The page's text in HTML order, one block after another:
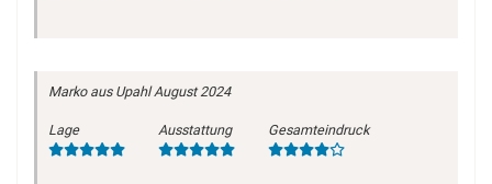
Markoaus Upahl August 2024
Lage Ausstattung Gesamteindruck